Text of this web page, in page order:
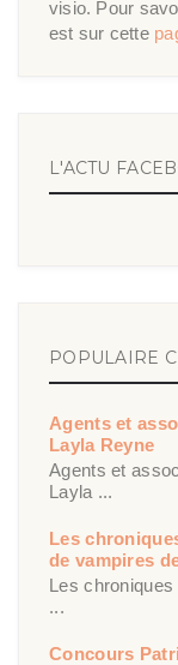
visio. Pour
est sur cette
L'ACTU
POPULAIRE
Agents et
Layla Reyne
Agents et
Layla ...
Les
de vampires
Les
...
Concours